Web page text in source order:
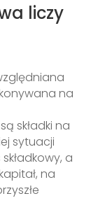
liczy
na
składki na
sytuacji
a
na